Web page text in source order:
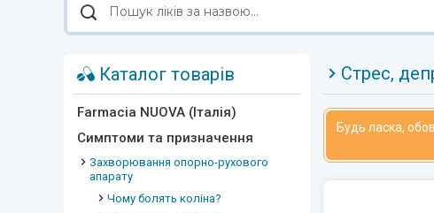
Пошук
ліків
за
Каталог товарів
Farmacia NUOVA (Італія)
Симптоми та призначення
Захворювання опорно-рухового
апарату
Чому болять коліна?
Стрес,
Будь ласка,